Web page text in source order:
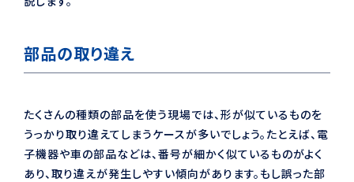
部品の取り違え
たくさんの種類の部品を使う現場では、形が似ているものを
うっかり取り違えてしまうケースが多いでしょう。たとえば、電
子機器や車の部品などは、番号が細かく似ているものがよく
あり、取り違えが発生しやすい傾向があります。もし誤った部